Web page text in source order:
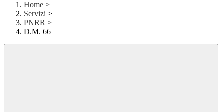
Home >
Servizi >
PNRR >
D.M. 66